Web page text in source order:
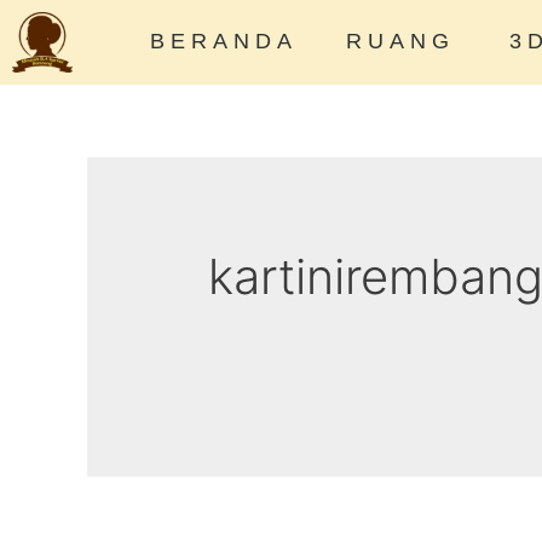
BERANDA RUANG
kartinirembang